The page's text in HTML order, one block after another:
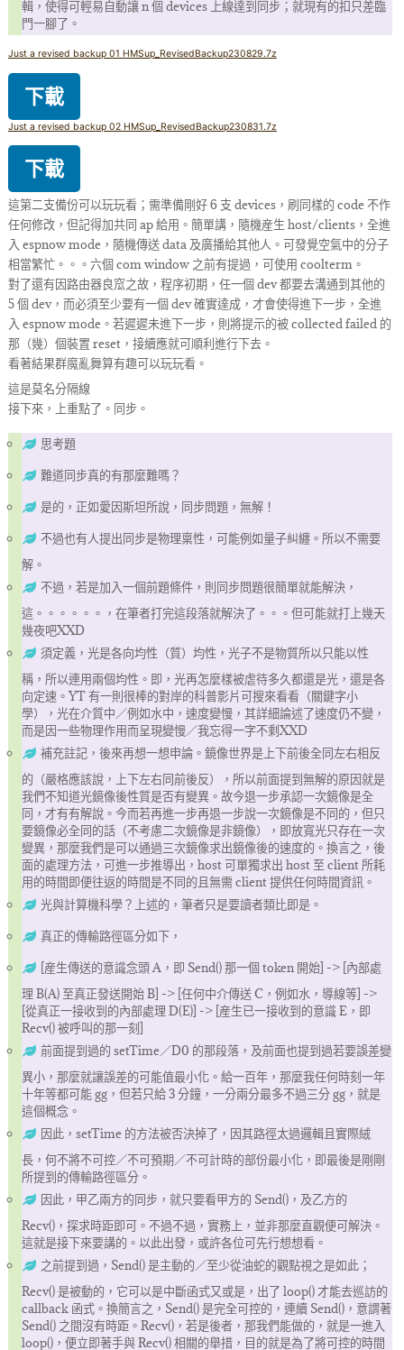
輯，使得可輕易自動讓 n 個 devices 上線達到同步；就現有的扣只差臨
門一腳了。
Just a revised backup 01 HMSup_RevisedBackup230829.7z
下載
Just a revised backup 02 HMSup_RevisedBackup230831.7z
下載
這第二支備份可以玩玩看；需準備剛好 6 支 devices，刷同樣的 code 不作
任何修改，但記得加共同 ap 給用。簡單講，隨機産生 host/clients，全進
入 espnow mode，隨機傳送 data 及廣播給其他人。可發覺空氣中的分子
相當繁忙。。。六個 com window 之前有提過，可使用 coolterm。
對了還有因路由器良窊之故，程序初期，任一個 dev 都要去溝通到其他的
5 個 dev，而必須至少要有一個 dev 確實達成，才會使得進下一步，全進
入 espnow mode。若遲遲未進下一步，則將提示的被 collected failed 的
那（幾）個裝置 reset，接續應就可順利進行下去。
看著結果群魔亂舞算有趣可以玩玩看。
這是莫名分隔線
接下來，上重點了。同步。
思考題
難道同步真的有那麼難嗎？
是的，正如愛因斯坦所說，同步問題，無解！
不過也有人提出同步是物理稟性，可能例如量子糾纏。所以不需要
解。
不過，若是加入一個前題條件，則同步問題很簡單就能解決，
這。。。。。。，在筆者打完這段落就解決了。。。但可能就打上幾天
幾夜吧XXD
須定義，光是各向均性（質）均性，光子不是物質所以只能以性
稱，所以連用兩個均性。即，光再怎麼樣被虐待多久都還是光，還是各
向定速。YT 有一則很棒的對岸的科普影片可搜來看看（關鍵字小
學），光在介質中／例如水中，速度變慢，其詳細論述了速度仍不變，
而是因一些物理作用而呈現變慢／我忘得一字不剩XXD
補充註記，後來再想一想申論。鏡像世界是上下前後全同左右相反
的（嚴格應該說，上下左右同前後反），所以前面提到無解的原因就是
我們不知道光鏡像後性質是否有變異。故今退一步承認一次鏡像是全
同，才有有解說。今而若再進一步再退一步說一次鏡像是不同的，但只
要鏡像必全同的話（不考慮二次鏡像是非鏡像），即放寬光只存在一次
變異，那麼我們是可以通過三次鏡像求出鏡像後的速度的。換言之，後
面的處理方法，可進一步推導出，host 可單獨求出 host 至 client 所耗
用的時間即便往返的時間是不同的且無需 client 提供任何時間資訊。
光與計算機科學？上述的，筆者只是要讀者類比即是。
真正的傳輸路徑區分如下，
[産生傳送的意識念頭 A，即 Send() 那一個 token 開始] -> [內部處
理 B(A) 至真正發送開始 B] -> [任何中介傳送 C，例如水，導線等] ->
[從真正一接收到的內部處理 D(E)] -> [産生已一接收到的意識 E，即
Recv() 被呼叫的那一刻]
前面提到過的 setTime／D0 的那段落，及前面也提到過若要誤差變
異小，那麼就讓誤差的可能值最小化。給一百年，那麼我任何時刻一年
十年等都可能 gg，但若只給 3 分鐘，一分兩分最多不過三分 gg，就是
這個概念。
因此，setTime 的方法被否決掉了，因其路徑太過邏輯且實際絨
長，何不將不可控／不可預期／不可計時的部份最小化，即最後是剛剛
所提到的傳輸路徑區分。
因此，甲乙兩方的同步，就只要看甲方的 Send()，及乙方的
Recv()，探求時距即可。不過不過，實務上，並非那麼直觀便可解決。
這就是接下來要講的。以此出發，或許各位可先行想想看。
之前提到過，Send() 是主動的／至少從油蛇的觀點視之是如此；
Recv() 是被動的，它可以是中斷函式又或是，出了 loop() 才能去巡訪的
callback 函式。換簡言之，Send() 是完全可控的，連續 Send()，意謂著
Send() 之間沒有時距。Recv()，若是後者，那我們能做的，就是一進入
loop()，便立即著手與 Recv() 相關的舉措，目的就是為了將可控的時間